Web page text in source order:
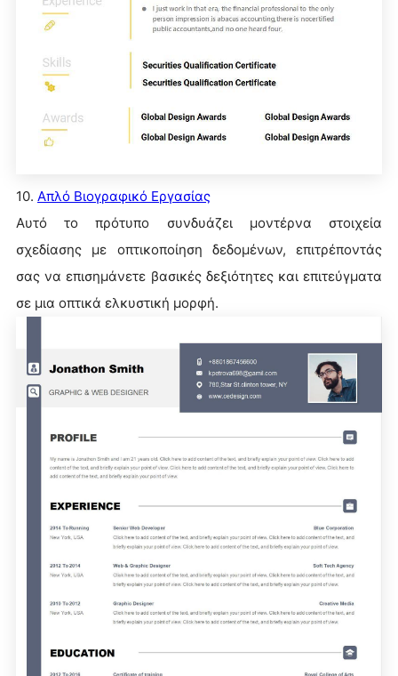
10. Απλό Βιογραφικό Εργασίας
Αυτό το πρότυπο συνδυάζει μοντέρνα στοιχεία
σχεδίασης με οπτικοποίηση δεδομένων, επιτρέποντάς
σας να επισημάνετε βασικές δεξιότητες και επιτεύγματα
σε μια οπτικά ελκυστική μορφή.